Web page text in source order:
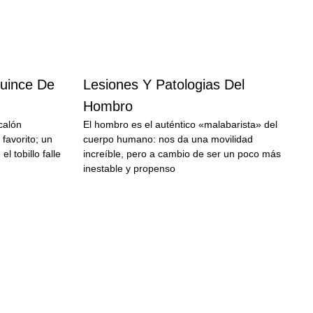
De
un
el tobillo falle
Lesiones Y Patologias Del
Hombro
El hombro es el auténtico «malabarista» del
cuerpo humano: nos da una movilidad
increíble, pero a cambio de ser un poco más
inestable y propenso